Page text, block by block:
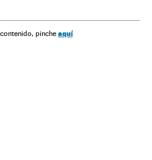
pinche aquí